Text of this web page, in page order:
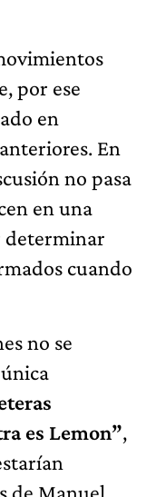
por ese
en
En
no pasa
en una
determinar
cuando
no se
es Lemon”,
de Manuel